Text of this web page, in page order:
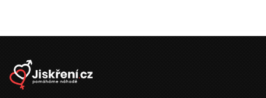
monogamní vztah založený na
nezáleží, hlavní je shoda v
hodnotách. Umím si představit život
s dětmi i bez nich. Nemám zvíře,